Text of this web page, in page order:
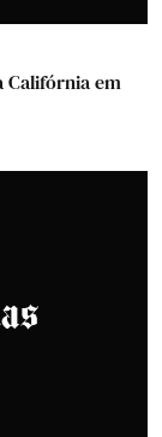
Califórnia em